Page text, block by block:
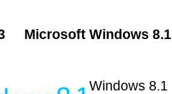
Microsoft Windows
Windows 8.1